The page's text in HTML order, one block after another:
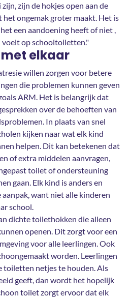
zijn de hokjes open aan de
ongemak groter maakt. Het is
een aandoening heeft of niet ,
op schooltoiletten."
elkaar
willen zorgen voor betere
die problemen kunnen geven
ARM. Het is belangrijk dat
over de behoeften van
In plaats van snel
kijken naar wat elk kind
helpen. Dit kan betekenen dat
of extra middelen aanvragen,
toilet of ondersteuning
gaan. Elk kind is anders en
want niet alle kinderen
school.
dichte toilethokken die alleen
openen. Dit zorgt voor een
voor alle leerlingen. Ook
worden. Leerlingen
toiletten netjes te houden. Als
geeft, dan wordt het hopelijk
toilet zorgt ervoor dat elk